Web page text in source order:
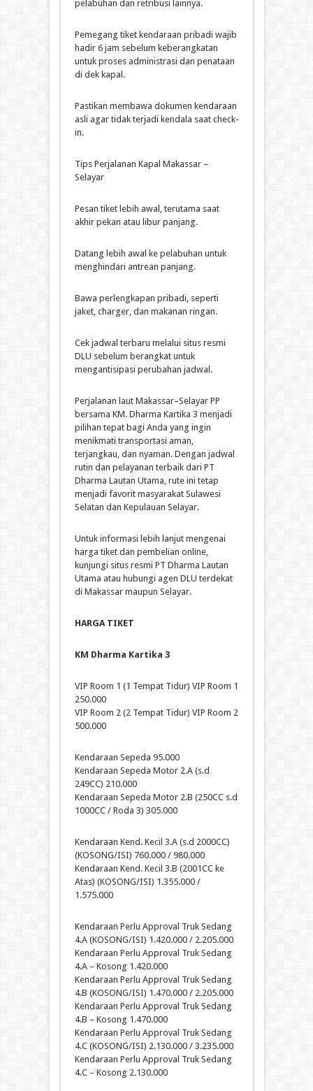
pelabuhan dan retribusi lainnya.
Pemegang tiket kendaraan pribadi wajib
hadir 6 jam sebelum keberangkatan
untuk proses administrasi dan penataan
di dek kapal.
Pastikan membawa dokumen kendaraan
asli agar tidak terjadi kendala saat check-
in.
Tips Perjalanan Kapal Makassar –
Selayar
Pesan tiket lebih awal, terutama saat
akhir pekan atau libur panjang.
Datang lebih awal ke pelabuhan untuk
menghindari antrean panjang.
Bawa perlengkapan pribadi, seperti
jaket, charger, dan makanan ringan.
Cek jadwal terbaru melalui situs resmi
DLU sebelum berangkat untuk
mengantisipasi perubahan jadwal.
Perjalanan laut Makassar–Selayar PP
bersama KM. Dharma Kartika 3 menjadi
pilihan tepat bagi Anda yang ingin
menikmati transportasi aman,
terjangkau, dan nyaman. Dengan jadwal
rutin dan pelayanan terbaik dari PT
Dharma Lautan Utama, rute ini tetap
menjadi favorit masyarakat Sulawesi
Selatan dan Kepulauan Selayar.
Untuk informasi lebih lanjut mengenai
harga tiket dan pembelian online,
kunjungi situs resmi PT Dharma Lautan
Utama atau hubungi agen DLU terdekat
di Makassar maupun Selayar.
HARGA TIKET
KM Dharma Kartika 3
VIP Room 1 (1 Tempat Tidur) VIP Room 1
250.000
VIP Room 2 (2 Tempat Tidur) VIP Room 2
500.000
Kendaraan Sepeda 95.000
Kendaraan Sepeda Motor 2.A (s.d
249CC) 210.000
Kendaraan Sepeda Motor 2.B (250CC s.d
1000CC / Roda 3) 305.000
Kendaraan Kend. Kecil 3.A (s.d 2000CC)
(KOSONG/ISI) 760.000 / 980.000
Kendaraan Kend. Kecil 3.B (2001CC ke
Atas) (KOSONG/ISI) 1.355.000 /
1.575.000
Kendaraan Perlu Approval Truk Sedang
4.A (KOSONG/ISI) 1.420.000 / 2.205.000
Kendaraan Perlu Approval Truk Sedang
4.A – Kosong 1.420.000
Kendaraan Perlu Approval Truk Sedang
4.B (KOSONG/ISI) 1.470.000 / 2.205.000
Kendaraan Perlu Approval Truk Sedang
4.B – Kosong 1.470.000
Kendaraan Perlu Approval Truk Sedang
4.C (KOSONG/ISI) 2.130.000 / 3.235.000
Kendaraan Perlu Approval Truk Sedang
4.C – Kosong 2.130.000